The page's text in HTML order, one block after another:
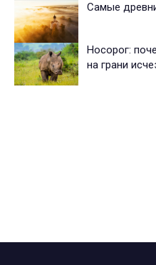
Самые
Носорог:
на грани